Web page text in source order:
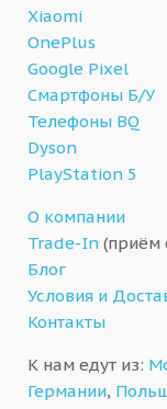
Xiaomi
OnePlus
Google Pixel
Смартфоны Б/У
Телефоны BQ
Dyson
PlayStation 5
О компании
Trade-In (приём
Блог
Условия и
Контакты
К нам едут из:
Германии,